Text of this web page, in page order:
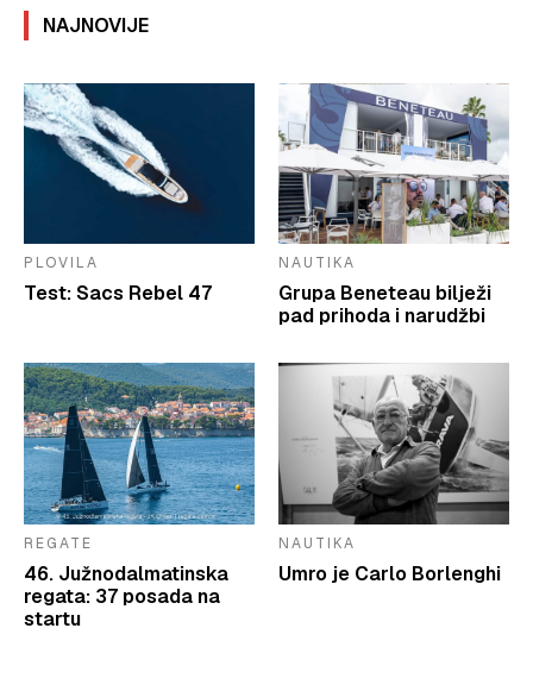
NAJNOVIJE
PLOVILA
Test: Sacs Rebel 47
NAUTIKA
Grupa Beneteau bilježi
pad prihoda i narudžbi
REGATE
46. Južnodalmatinska
regata: 37 posada na
startu
NAUTIKA
Umro je Carlo Borlenghi